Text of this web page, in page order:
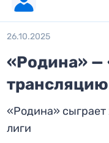
26.10.2025
«Родина» —
«Родина» сыграет
лиги